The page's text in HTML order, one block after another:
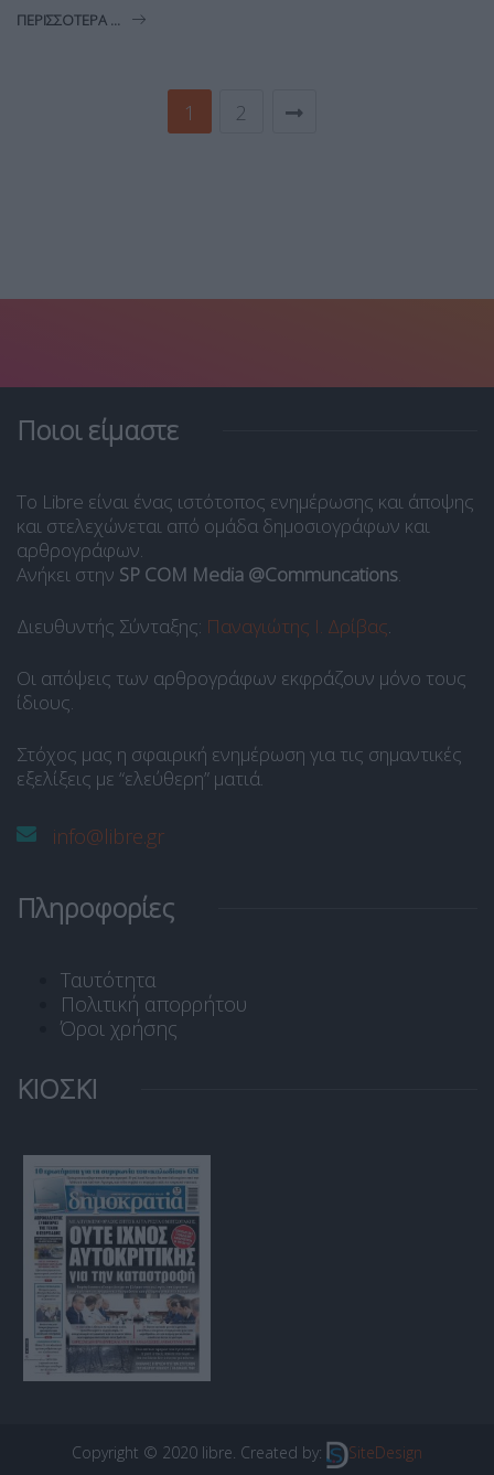
ΠΕΡΙΣΣΌΤΕΡΑ ...
1 2
Ποιοι είμαστε
Το Libre είναι ένας ιστότοπος ενημέρωσης και άποψης
και στελεχώνεται από ομάδα δημοσιογράφων και
αρθρογράφων.
Ανήκει στην SP COM Media @Communcations.
Διευθυντής Σύνταξης: Παναγιώτης Ι. Δρίβας.
Οι απόψεις των αρθρογράφων εκφράζουν μόνο τους
ίδιους.
Στόχος μας η σφαιρική ενημέρωση για τις σημαντικές
εξελίξεις με “ελεύθερη” ματιά.
info@libre.gr
Πληροφορίες
Ταυτότητα
Πολιτική απορρήτου
Όροι χρήσης
ΚΙΟΣΚΙ
Copyright © 2020 libre. Created by: SiteDesign